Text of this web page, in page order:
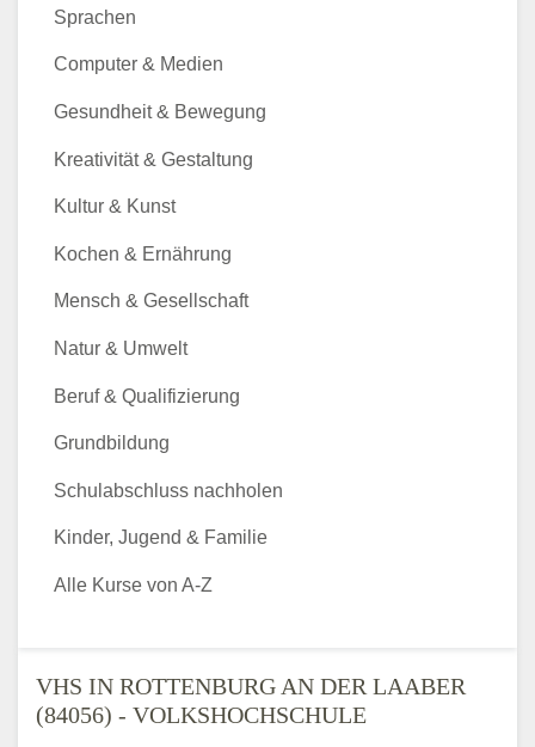
VHS IN ROTTENBURG AN DER LAABER
(84056) - VOLKSHOCHSCHULE
Sprachen
Computer & Medien
Gesundheit & Bewegung
Kreativität & Gestaltung
Kultur & Kunst
Kochen & Ernährung
Mensch & Gesellschaft
Natur & Umwelt
Beruf & Qualifizierung
Grundbildung
Schulabschluss nachholen
Kinder, Jugend & Familie
Alle Kurse von A-Z